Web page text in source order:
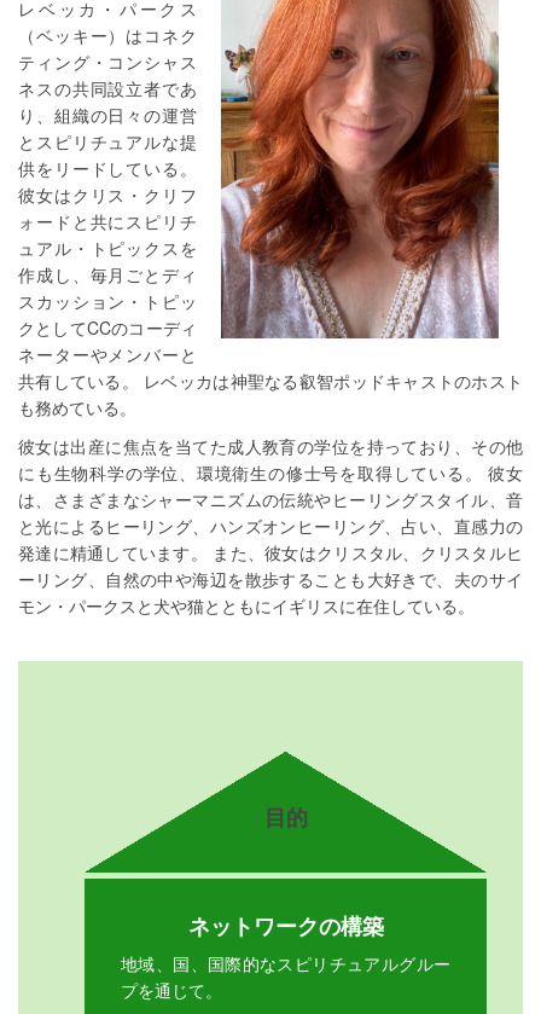
レベッカ・パークス
（ベッキー）はコネク
ティング・コンシャス
ネスの共同設立者であ
り、組織の日々の運営
とスピリチュアルな提
供をリードしている。
彼女はクリス・クリフ
ォードと共にスピリチ
ュアル・トピックスを
作成し、毎月ごとディ
スカッション・トピッ
クとしてCCのコーディ
ネーターやメンバーと
共有している。 レベッカは神聖なる叡智ポッドキャストのホスト
も務めている。
彼女は出産に焦点を当てた成人教育の学位を持っており、その他
にも生物科学の学位、環境衛生の修士号を取得している。 彼女
は、さまざまなシャーマニズムの伝統やヒーリングスタイル、音
と光によるヒーリング、ハンズオンヒーリング、占い、直感力の
発達に精通しています。 また、彼女はクリスタル、クリスタルヒ
ーリング、自然の中や海辺を散歩することも大好きで、夫のサイ
モン・パークスと犬や猫とともにイギリスに在住している。
目的
ネットワークの構築
地域、国、国際的なスピリチュアルグルー
プを通じて。